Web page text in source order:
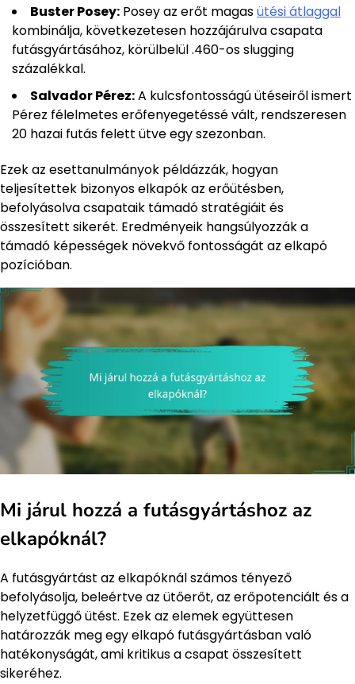
Buster Posey: Posey az erőt magasütési átlaggal
kombinálja, következetesen hozzájárulva csapata
futásgyártásához, körülbelül .460-os slugging
százalékkal.
Salvador Pérez:A kulcsfontosságú ütéseiről ismert
Pérez félelmetes erőfenyegetéssé vált, rendszeresen
20 hazai futás felett ütve egy szezonban.
Ezek az esettanulmányok példázzák, hogyan
teljesítettek bizonyos elkapók az erőütésben,
befolyásolva csapataik támadó stratégiáit és
összesített sikerét. Eredményeik hangsúlyozzák a
támadó képességek növekvő fontosságát az elkapó
pozícióban.
Mi járul hozzá a futásgyártáshoz az
elkapóknál?
A futásgyártást az elkapóknál számos tényező
befolyásolja, beleértve az ütőerőt, az erőpotenciált és a
helyzetfüggő ütést. Ezek az elemek együttesen
határozzák meg egy elkapó futásgyártásban való
hatékonyságát, ami kritikus a csapat összesített
sikeréhez.